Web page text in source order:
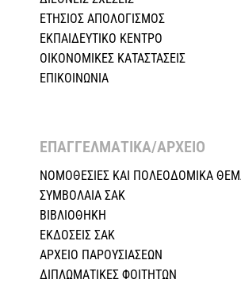
ΕΤΗΣΙΟΣ ΑΠΟΛΟΓΙΣΜΟΣ
ΕΚΠΑΙΔΕΥΤΙΚΟ ΚΕΝΤΡΟ
ΟΙΚΟΝΟΜΙΚΕΣ ΚΑΤΑΣΤΑΣΕΙΣ
ΕΠΙΚΟΙΝΩΝΙΑ
ΕΠΑΓΓΕΛΜΑΤΙΚΑ/ΑΡΧΕΙΟ ​
ΝΟΜΟΘΕΣΙΕΣ KAI ΠΟΛΕΟΔΟΜΙΚΑ
ΣΥΜΒΟΛΑΙΑ ΣΑΚ
ΒΙΒΛΙΟΘΗΚΗ
ΕΚΔΟΣΕΙΣ ΣΑΚ
ΑΡΧΕΙΟ ΠΑΡΟΥΣΙΑΣΕΩΝ
ΔΙΠΛΩΜΑΤΙΚΕΣ ΦΟΙΤΗΤΩΝ